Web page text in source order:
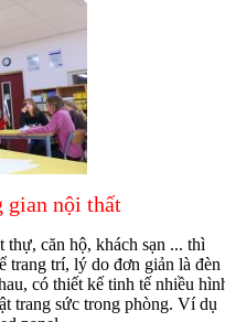
gian nội thất
thự, căn hộ, khách sạn ... thì
trang trí, lý do đơn giản là đèn
có thiết kế tinh tế nhiều
trang sức trong phòng. Ví dụ